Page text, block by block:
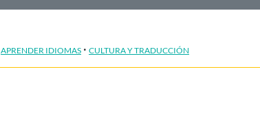
APRENDER IDIOMAS · CULTURA Y TRADUCCIÓN